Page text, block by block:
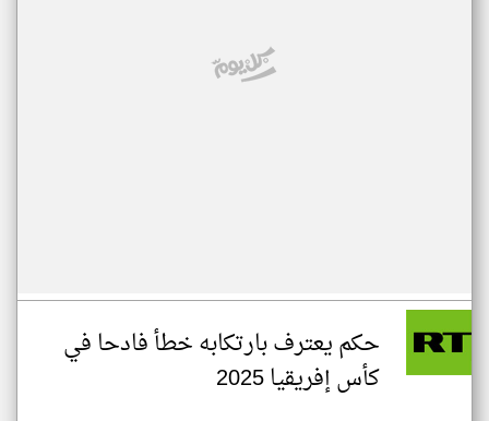
حكم يعترف بارتكابه خطأ فادحا في
كأس إفريقيا 2025